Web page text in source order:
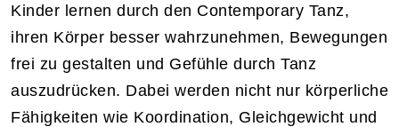
Kinder lernen durch den Contemporary Tanz,
ihren Körper besser wahrzunehmen, Bewegungen
frei zu gestalten und Gefühle durch Tanz
auszudrücken. Dabei werden nicht nur körperliche
Fähigkeiten wie Koordination, Gleichgewicht und